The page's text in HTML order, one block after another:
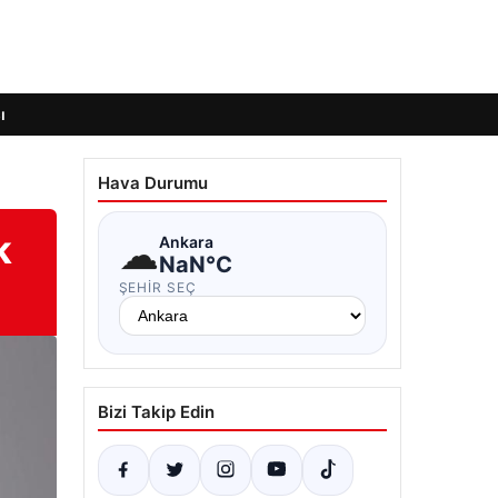
Hava Durumu
☁Ankara
NaN°C
ŞEHIR SEÇ
Bizi Takip Edin